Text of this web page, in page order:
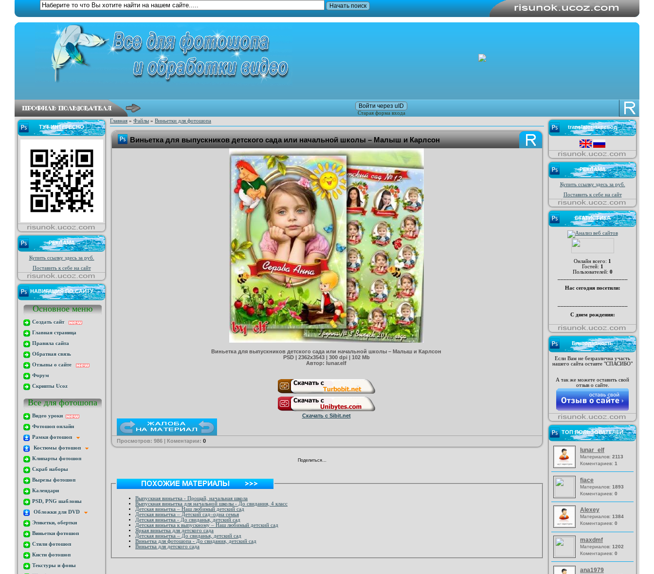
Войти через uID
Старая форма входа
ТУТ ИНТЕРЕСНО
РЕКЛАМА
Купить ссылку здесь за руб.
Поставить к себе на сайт
НАВИГАЦИЯ ПО САЙТУ
Основное меню
Создать сайт
Главная страница
Правила сайта
Обратная связь
Отзывы о сайте
Форум
Скрипты Ucoz
Все для фотошопа
Видео уроки
Фотошоп онлайн
Рамки фотошоп
Костюмы фотошоп
Клипарты фотошоп
Скраб наборы
Вырезы фотошоп
Календари
PSD, PNG шаблоны
Обложки для DVD
Этикетки, обертки
Виньетки фотошоп
Стили фотошоп
Кисти фотошоп
Текстуры и фоны
Главная » Файлы » Виньетки для фотошопа
Виньетка для выпускников детского сада или начальной школы – Малыш и Карлсон
Виньетка для выпускников детского сада или начальной школы – Малыш и Карлсон
PSD | 2362х3543 | 300 dpi | 102 Mb
Автор: lunar.elf
Скачать с Sibit.net
Просмотров: 986 | Коментарии: 0
Поделиться…
Выпускная виньетка - Прощай, начальная школа
Выпускная виньетка для начальной школы - До свидания, 4 класс
Детская виньетка – Наш любимый детский сад
Детская виньетка – Детский сад–одна семья
Детская виньетка - До свиданья, детский сад
Детская виньетка к выпускному – Наш любимый детский сад
Яркая виньетка для детского сада
Детская виньетка – До свиданья, детский сад
Виньетка для фотошопа - До свидания, детский сад
Виньетка для детского сада
translator/перевод
РЕКЛАМА
Купить ссылку здесь за руб.
Поставить к себе на сайт
СТАТИСТИКА
Онлайн всего: 1
Гостей: 1
Пользователей: 0
Нас сегодня посетили:
С днем рождения:
Благодарность
Если Вам не безразлична участь
нашего сайта оставте "СПАСИБО"
А так же можете оставить свой
отзыв о сайте.
ТОП ПОЛЬЗОВАТЕЛЕЙ
lunar_elf
Материалов: 2113
Коментариев: 1
fiace
Материалов: 1893
Коментариев: 0
Alexey
Материалов: 1384
Коментариев: 0
maxdmf
Материалов: 1202
Коментариев: 0
ana1979